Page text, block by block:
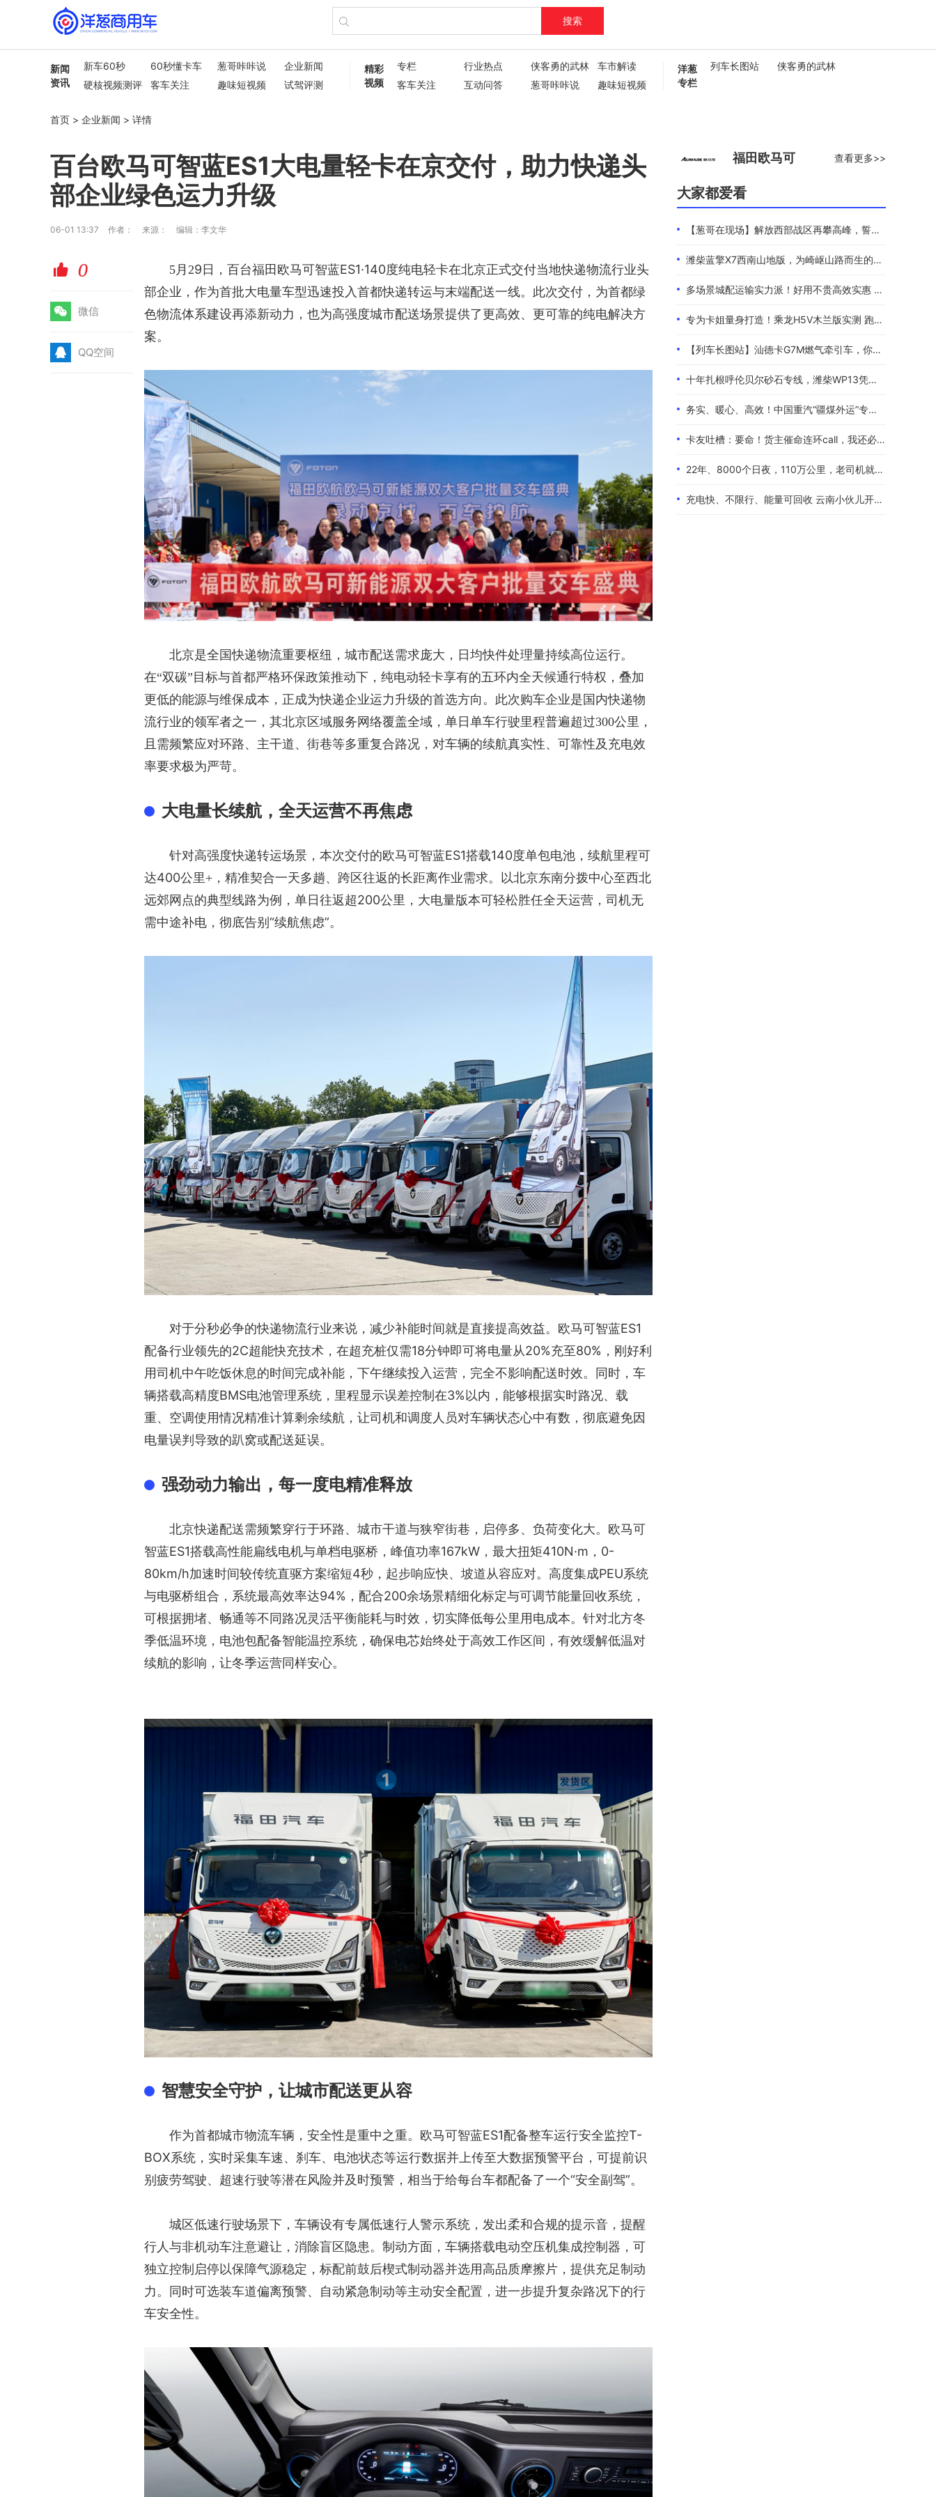
搜索
新闻
资讯
新车60秒 60秒懂卡车 葱哥咔咔说
企业新闻
硬核视频测评
客车关注 趣味短视频
试驾评测
精彩
视频
专栏 行业热点 侠客勇的武林
车市解读
客车关注
互动问答 葱哥咔咔说
趣味短视频
洋葱
专栏
列车长图站 侠客勇的武林
首页 > 企业新闻 > 详情
百台欧马可智蓝ES1大电量轻卡在京交付，助力快递头
部企业绿色运力升级
06-01 13:37 作者： 来源： 编辑：李文华
赞 0
微 微信
Q QQ空间
5月29 日 ， 百台福田欧马可智蓝ES1·140度纯电轻卡在北京正式交付当地快递物流行业头
部企业，作为首批大电量车型迅速投入首都快递转运与末端配送一线。此次交付，为首都绿
色物流体系建设再添新动力，也为高强度城市配送场景提供了更高效、更可靠的纯电解决方
案。
北京是全国快递物流重要枢纽，城市配送需求庞大，日均快件处理量持续高位运行。
在“双碳”目标与首都严格环保政策推动下，纯电动轻卡享有的五环内全天候通行特权，叠加
更低的能源与维保成本，正成为快递企业运力升级的首选方向。此次购车企业是国内快递物
流行业的领军者之一，其北京区域服务网络覆盖全域，单日单车行驶里程普遍超过300公里，
且需频繁应对环路、主干道、街巷等多重复合路况，对车辆的续航真实性、可靠性及充电效
率要求极为严苛。
大电量长续航，全天运营不再焦虑
针对高强度快递转运场景，本次交付的欧马可智蓝ES1搭载140度单包电池，续航里程可
达400公里+ ，精准契合一天多趟、跨区往返的长距离作业需求。以北京东南分拨中心至西北
远郊网点的典型线路为例，单日往返超200公里，大电量版本可轻松胜任全天运营，司机无
需中途补电，彻底告别“续航焦虑”。
对于分秒必争的快递物流行业来说，减少补能时间就是直接提高效益。欧马可智蓝ES1
配备行业领先的2C超能快充技术，在超充桩仅需18分钟即可将电量从20%充至80%，刚好利
用司机中午吃饭休息的时间完成补能，下午继续投入运营，完全不影响配送时效。同时，车
辆搭载高精度BMS电池管理系统，里程显示误差控制在3%以内，能够根据实时路况、载
重、空调使用情况精准计算剩余续航，让司机和调度人员对车辆状态心中有数，彻底避免因
电量误判导致的趴窝或配送延误。
强劲动力输出，每一度电精准释放
北京快递配送需频繁穿行于环路、城市干道与狭窄街巷，启停多、负荷变化大。欧马可
智蓝ES1搭载高性能扁线电机与单档电驱桥，峰值功率167kW，最大扭矩410N·m，0-
80km/h加速时间较传统直驱方案缩短4秒，起步响应快、坡道从容应对。高度集成PEU系统
与电驱桥组合，系统最高效率达94%，配合200余场景精细化标定与可调节能量回收系统，
可根据拥堵、畅通等不同路况灵活平衡能耗与时效，切实降低每公里用电成本。针对北方冬
季低温环境，电池包配备智能温控系统，确保电芯始终处于高效工作区间，有效缓解低温对
续航的影响，让冬季运营同样安心。
智慧安全守护，让城市配送更从容
作为首都城市物流车辆，安全性是重中之重。欧马可智蓝ES1配备整车运行安全监控T-
BOX系统，实时采集车速、刹车、电池状态等运行数据并上传至大数据预警平台，可提前识
别疲劳驾驶、超速行驶等潜在风险并及时预警，相当于给每台车都配备了一个“安全副驾”。
城区低速行驶场景下，车辆设有专属低速行人警示系统，发出柔和合规的提示音，提醒
行人与非机动车注意避让，消除盲区隐患。制动方面，车辆搭载电动空压机集成控制器，可
独立控制启停以保障气源稳定，标配前鼓后楔式制动器并选用高品质摩擦片，提供充足制动
力。同时可选装车道偏离预警、自动紧急制动等主动安全配置，进一步提升复杂路况下的行
车安全性。
福田欧马可 查看更多>>
大家都爱看
【葱哥在现场】解放西部战区再攀高峰，誓夺全年4.4万辆
潍柴蓝擎X7西南山地版，为崎岖山路而生的高效物流伙伴
多场景城配运输实力派！好用不贵高效实惠 101度4米2选蓝擎EHMAX
专为卡姐量身打造！乘龙H5V木兰版实测 跑长途的糟心事全都解决了
【列车长图站】汕德卡G7M燃气牵引车，你是来“搅局”的吧？
十年扎根呼伦贝尔砂石专线，潍柴WP13凭硬核实力伴80后卡友创收增收
务实、暖心、高效！中国重汽“疆煤外运”专属服务政策体验报告
卡友吐槽：要命！货主催命连环call，我还必须四小时歇一次！
22年、8000个日夜，110万公里，老司机就是偏爱中国重汽！
充电快、不限行、能量可回收 云南小伙儿开着现代泓图EV放心跑烂路